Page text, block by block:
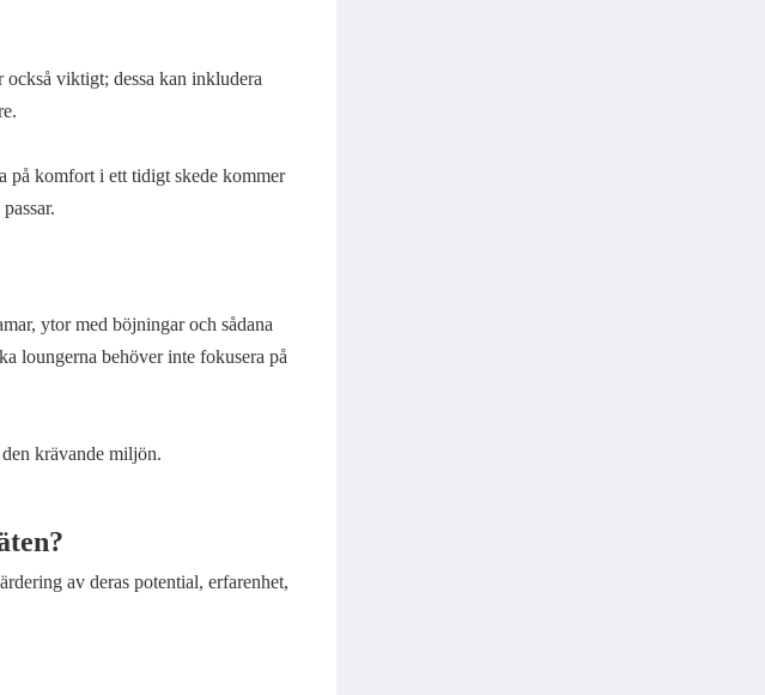
viktigt; dessa kan inkludera
på komfort i ett tidigt skede kommer
ytor med böjningar och sådana
loungerna behöver inte fokusera på
krävande miljön.
av deras potential, erfarenhet,